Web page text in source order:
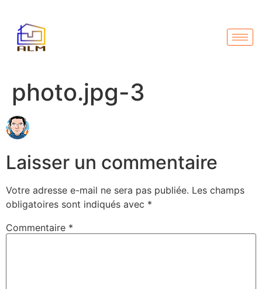
photo.jpg-3
Laisser un commentaire
Votre adresse e-mail ne sera pas publiée. Les champs
obligatoires sont indiqués avec *
Commentaire *